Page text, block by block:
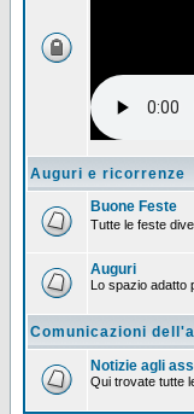
Auguri e ricorrenze
Buone Feste
Tutte le feste
Auguri
Lo spazio adatto
Comunicazioni
Notizie agli
Qui trovate tutte